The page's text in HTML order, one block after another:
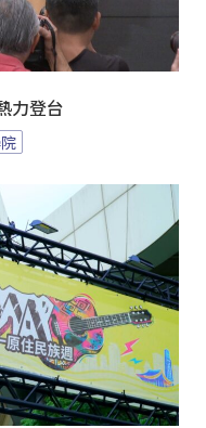
力登台